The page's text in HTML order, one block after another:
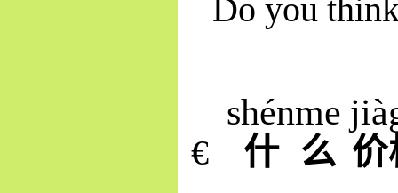
Do you
€ 什
shén
么
me
价
jià